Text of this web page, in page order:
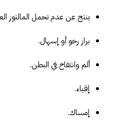
ينتج عن عدم تحمل المالتوز
براز رخو أو إسهال.
ألم وانتفاخ في البطن.
إقياء.
إمساك.